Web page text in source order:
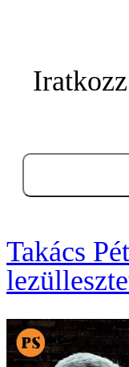
Takács